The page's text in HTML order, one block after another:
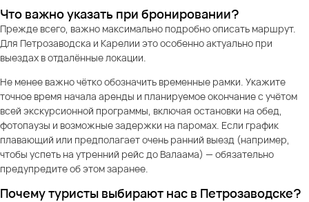
Что важно указать при бронировании?
Прежде всего, важно максимально подробно описать маршрут.
Для Петрозаводска и Карелии это особенно актуально при
выездах в отдалённые локации.
Не менее важно чётко обозначить временные рамки. Укажите
точное время начала аренды и планируемое окончание с учётом
всей экскурсионной программы, включая остановки на обед,
фотопаузы и возможные задержки на паромах. Если график
плавающий или предполагает очень ранний выезд (например,
чтобы успеть на утренний рейс до Валаама) — обязательно
предупредите об этом заранее.
Почему туристы выбирают нас в Петрозаводске?